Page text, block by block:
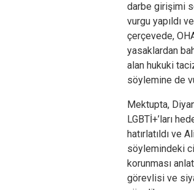
darbe girişimi
vurgu yapıldı
çerçevede,
yasaklardan
alan hukuki
söylemine de
Mektupta,
LGBTİ+’ları
hatırlatıldı ve
söylemindeki
korunması
görevlisi ve